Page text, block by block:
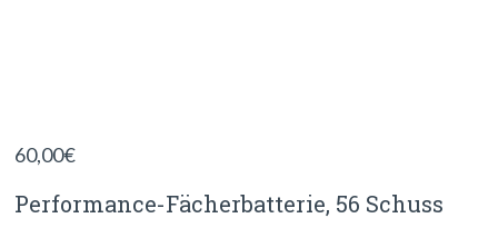
60,00€
Performance-Fächerbatterie, 56 Schuss